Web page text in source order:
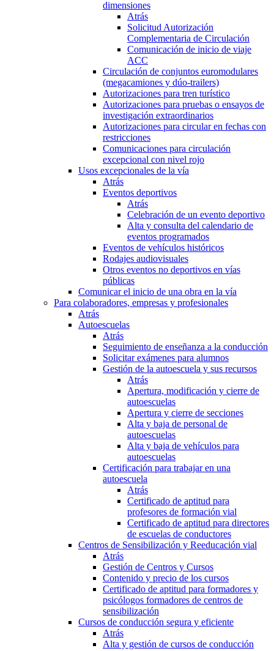
dimensiones
Atrás
Solicitud Autorización
Complementaria de Circulación
Comunicación de inicio de viaje
ACC
Circulación de conjuntos euromodulares
(megacamiones y dúo-trailers)
Autorizaciones para tren turístico
Autorizaciones para pruebas o ensayos de
investigación extraordinarios
Autorizaciones para circular en fechas con
restricciones
Comunicaciones para circulación
excepcional con nivel rojo
Usos excepcionales de la vía
Atrás
Eventos deportivos
Atrás
Celebración de un evento deportivo
Alta y consulta del calendario de
eventos programados
Eventos de vehículos históricos
Rodajes audiovisuales
Otros eventos no deportivos en vías
públicas
Comunicar el inicio de una obra en la vía
Para colaboradores, empresas y profesionales
Atrás
Autoescuelas
Atrás
Seguimiento de enseñanza a la conducción
Solicitar exámenes para alumnos
Gestión de la autoescuela y sus recursos
Atrás
Apertura, modificación y cierre de
autoescuelas
Apertura y cierre de secciones
Alta y baja de personal de
autoescuelas
Alta y baja de vehículos para
autoescuelas
Certificación para trabajar en una
autoescuela
Atrás
Certificado de aptitud para
profesores de formación vial
Certificado de aptitud para directores
de escuelas de conductores
Centros de Sensibilización y Reeducación vial
Atrás
Gestión de Centros y Cursos
Contenido y precio de los cursos
Certificado de aptitud para formadores y
psicólogos formadores de centros de
sensibilización
Cursos de conducción segura y eficiente
Atrás
Alta y gestión de cursos de conducción